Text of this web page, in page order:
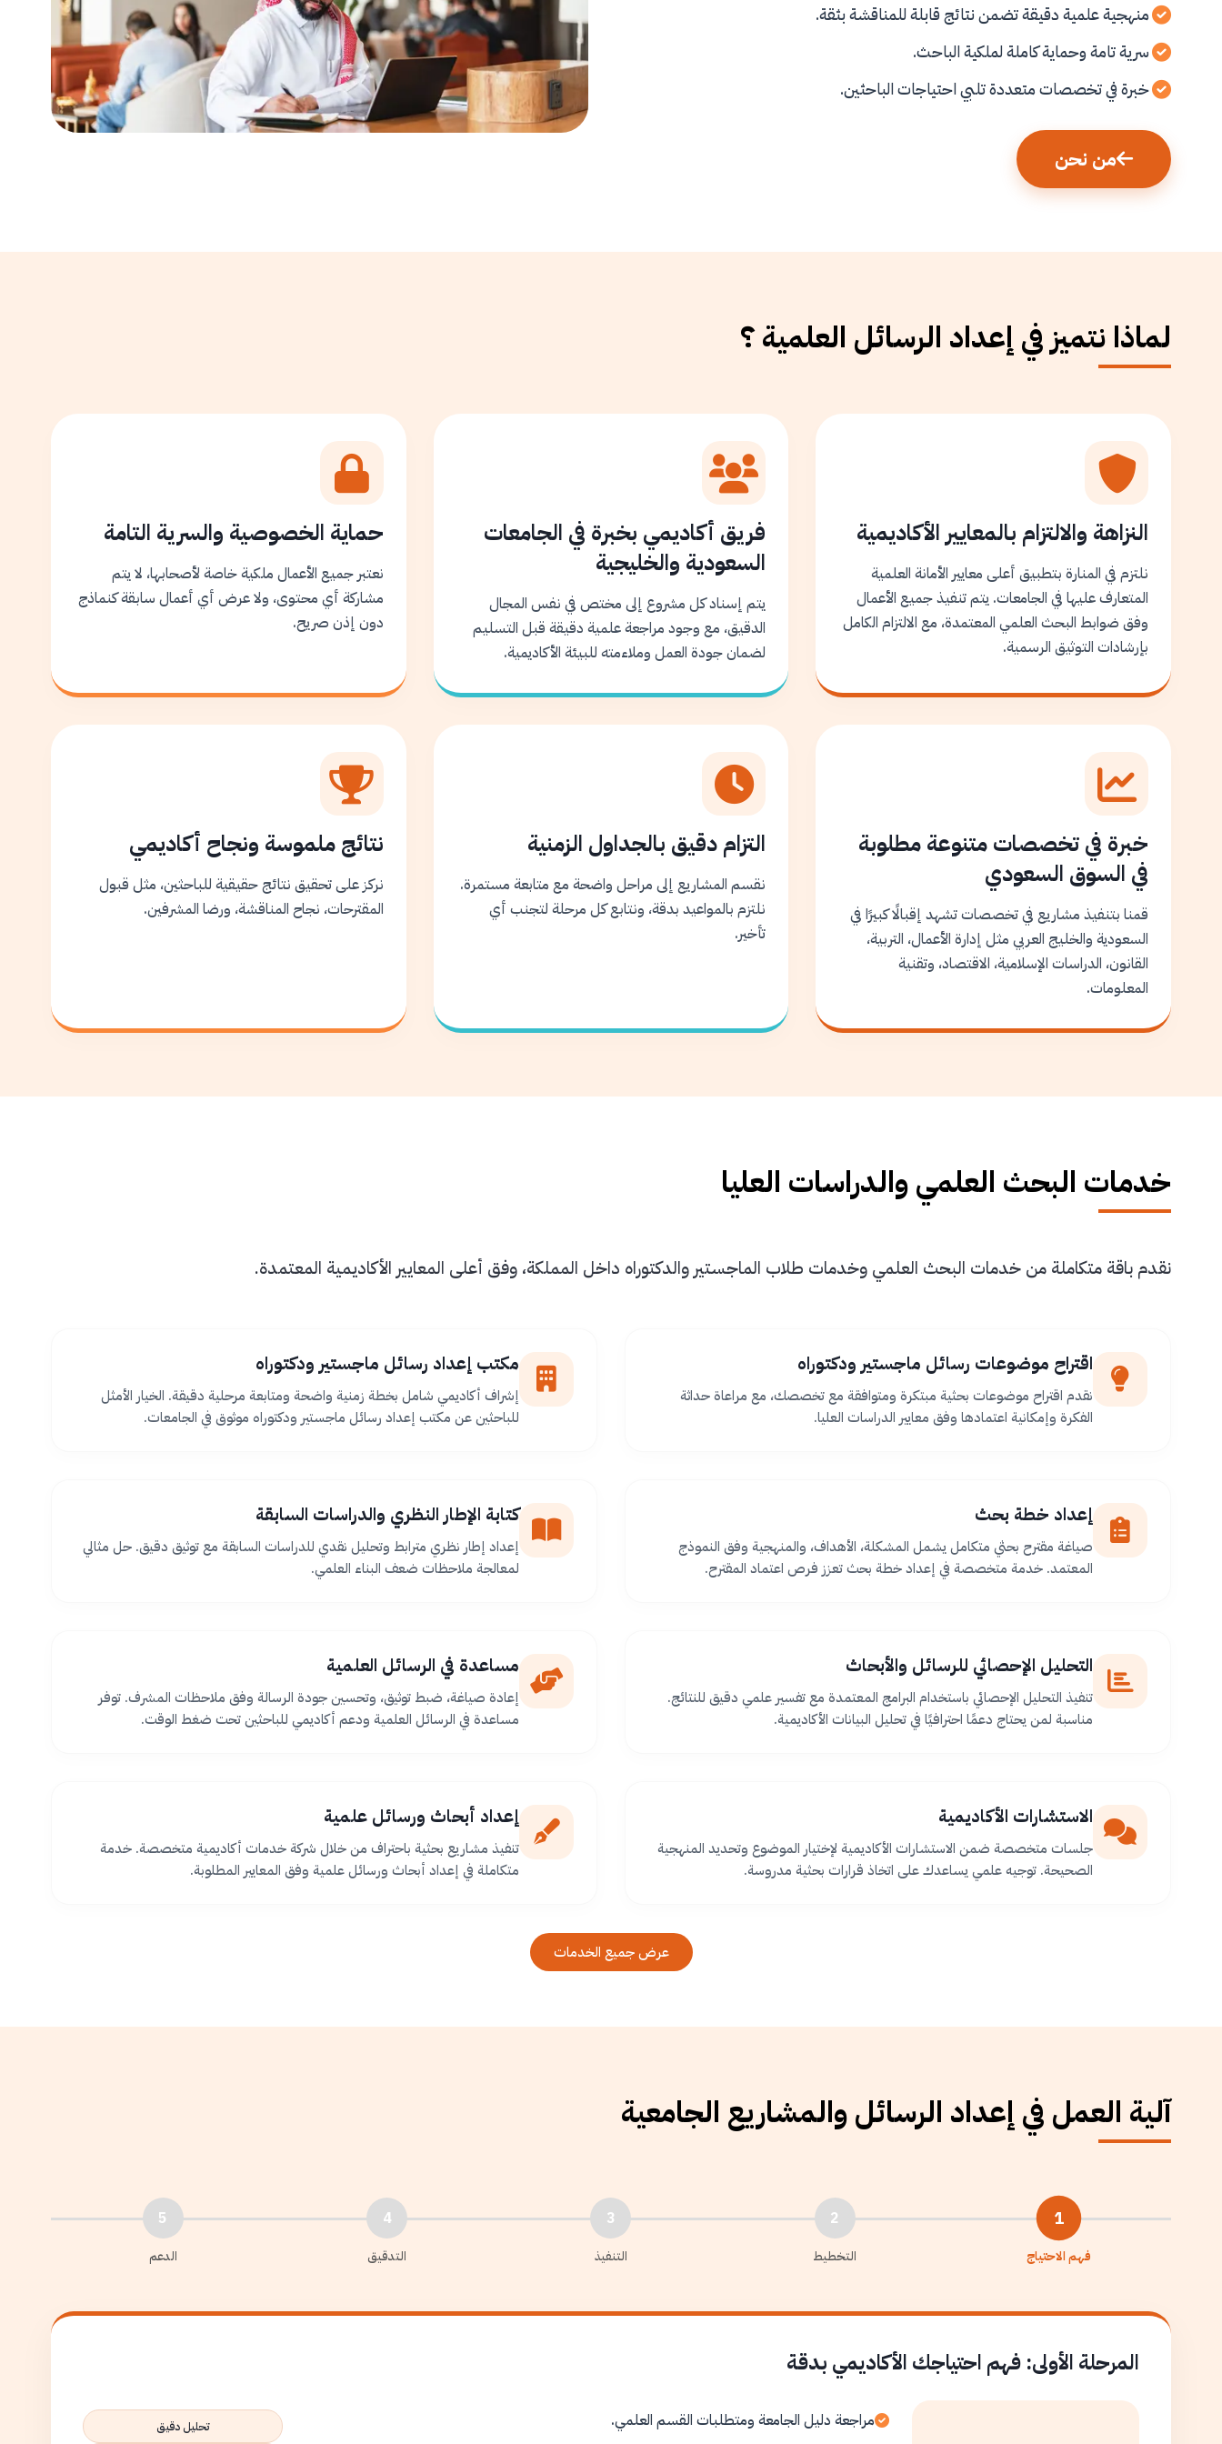
منهجية علمية دقيقة تضمن نتائج قابلة للمناقشة بثقة.
سرية تامة وحماية كاملة لملكية الباحث.
خبرة في تخصصات متعددة تلبي احتياجات الباحثين.
من نحن
لماذا نتميز في إعداد الرسائل العلمية ؟
النزاهة والالتزام بالمعايير الأكاديمية
نلتزم في المنارة بتطبيق أعلى معايير الأمانة العلمية
المتعارف عليها في الجامعات. يتم تنفيذ جميع الأعمال
وفق ضوابط البحث العلمي المعتمدة، مع الالتزام الكامل
بإرشادات التوثيق الرسمية.
فريق أكاديمي بخبرة في الجامعات
السعودية والخليجية
يتم إسناد كل مشروع إلى مختص في نفس المجال
الدقيق، مع وجود مراجعة علمية دقيقة قبل التسليم
لضمان جودة العمل وملاءمته للبيئة الأكاديمية.
حماية الخصوصية والسرية التامة
نعتبر جميع الأعمال ملكية خاصة لأصحابها، لا يتم
مشاركة أي محتوى، ولا عرض أي أعمال سابقة كنماذج
دون إذن صريح.
خبرة في تخصصات متنوعة مطلوبة
في السوق السعودي
قمنا بتنفيذ مشاريع في تخصصات تشهد إقبالًا كبيرًا في
السعودية والخليج العربي مثل إدارة الأعمال، التربية،
القانون، الدراسات الإسلامية، الاقتصاد، وتقنية
المعلومات.
التزام دقيق بالجداول الزمنية
نقسم المشاريع إلى مراحل واضحة مع متابعة مستمرة.
نلتزم بالمواعيد بدقة، ونتابع كل مرحلة لتجنب أي
تأخير.
نتائج ملموسة ونجاح أكاديمي
نركز على تحقيق نتائج حقيقية للباحثين، مثل قبول
المقترحات، نجاح المناقشة، ورضا المشرفين.
خدمات البحث العلمي والدراسات العليا
نقدم باقة متكاملة من خدمات البحث العلمي وخدمات طلاب الماجستير والدكتوراه داخل المملكة، وفق أعلى المعايير الأكاديمية المعتمدة.
اقتراح موضوعات رسائل ماجستير ودكتوراه
نقدم اقتراح موضوعات بحثية مبتكرة ومتوافقة مع تخصصك، مع مراعاة حداثة
الفكرة وإمكانية اعتمادها وفق معايير الدراسات العليا.
مكتب إعداد رسائل ماجستير ودكتوراه
إشراف أكاديمي شامل بخطة زمنية واضحة ومتابعة مرحلية دقيقة. الخيار الأمثل
للباحثين عن مكتب إعداد رسائل ماجستير ودكتوراه موثوق في الجامعات.
إعداد خطة بحث
صياغة مقترح بحثي متكامل يشمل المشكلة، الأهداف، والمنهجية وفق النموذج
المعتمد. خدمة متخصصة في إعداد خطة بحث تعزز فرص اعتماد المقترح.
كتابة الإطار النظري والدراسات السابقة
إعداد إطار نظري مترابط وتحليل نقدي للدراسات السابقة مع توثيق دقيق. حل مثالي
لمعالجة ملاحظات ضعف البناء العلمي.
التحليل الإحصائي للرسائل والأبحاث
تنفيذ التحليل الإحصائي باستخدام البرامج المعتمدة مع تفسير علمي دقيق للنتائج.
مناسبة لمن يحتاج دعمًا احترافيًا في تحليل البيانات الأكاديمية.
مساعدة في الرسائل العلمية
إعادة صياغة، ضبط توثيق، وتحسين جودة الرسالة وفق ملاحظات المشرف. توفر
مساعدة في الرسائل العلمية ودعم أكاديمي للباحثين تحت ضغط الوقت.
الاستشارات الأكاديمية
جلسات متخصصة ضمن الاستشارات الأكاديمية لإختيار الموضوع وتحديد المنهجية
الصحيحة. توجيه علمي يساعدك على اتخاذ قرارات بحثية مدروسة.
إعداد أبحاث ورسائل علمية
تنفيذ مشاريع بحثية باحتراف من خلال شركة خدمات أكاديمية متخصصة. خدمة
متكاملة في إعداد أبحاث ورسائل علمية وفق المعايير المطلوبة.
عرض جميع الخدمات
آلية العمل في إعداد الرسائل والمشاريع الجامعية
1
فهم الاحتياج
2
التخطيط
3
التنفيذ
4
التدقيق
5
الدعم
المرحلة الأولى: فهم احتياجك الأكاديمي بدقة
مراجعة دليل الجامعة ومتطلبات القسم العلمي.
تحليل دقيق